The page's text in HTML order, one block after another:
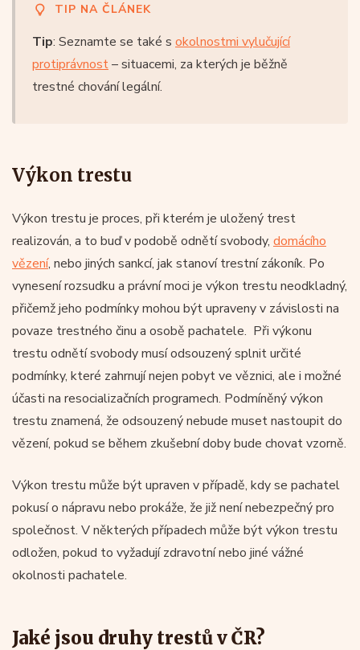
TIP NA ČLÁNEK
Tip: Seznamte se také s okolnostmi vylučující
protiprávnost– situacemi, za kterých je běžně
trestné chování legální.
Výkon trestu
Výkon trestu je proces, při kterém je uložený trest
realizován, a to buď v podobě odnětí svobody, domácího
vězení, nebo jiných sankcí, jak stanoví trestní zákoník. Po
vynesení rozsudku a právní moci je výkon trestu neodkladný,
přičemž jeho podmínky mohou být upraveny v závislosti na
povaze trestného činu a osobě pachatele. Při výkonu
trestu odnětí svobody musí odsouzený splnit určité
podmínky, které zahrnují nejen pobyt ve věznici, ale i možné
účasti na resocializačních programech. Podmíněný výkon
trestu znamená, že odsouzený nebude muset nastoupit do
vězení, pokud se během zkušební doby bude chovat vzorně.
Výkon trestu může být upraven v případě, kdy se pachatel
pokusí o nápravu nebo prokáže, že již není nebezpečný pro
společnost. V některých případech může být výkon trestu
odložen, pokud to vyžadují zdravotní nebo jiné vážné
okolnosti pachatele.
Jaké jsou druhy trestů v ČR?